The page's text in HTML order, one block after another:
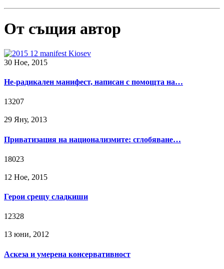
От същия автор
30 Ное, 2015
Не-радикален манифест, написан с помощта на…
13207
29 Яну, 2013
Приватизация на национализмите: сглобяване…
18023
12 Ное, 2015
Герои срещу сладкиши
12328
13 юни, 2012
Аскеза и умерена консервативност